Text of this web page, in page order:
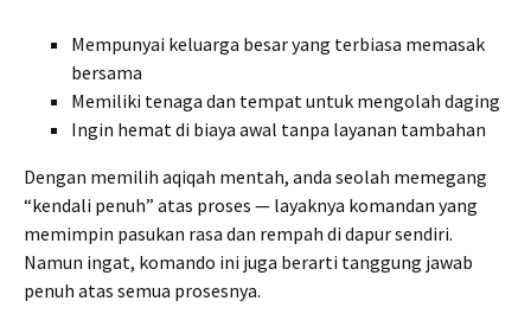
Mempunyai keluarga besar yang terbiasa memasak
bersama
Memiliki tenaga dan tempat untuk mengolah daging
Ingin hemat di biaya awal tanpa layanan tambahan
Dengan memilih aqiqah mentah, anda seolah memegang
“kendali penuh” atas proses — layaknya komandan yang
memimpin pasukan rasa dan rempah di dapur sendiri.
Namun ingat, komando ini juga berarti tanggung jawab
penuh atas semua prosesnya.